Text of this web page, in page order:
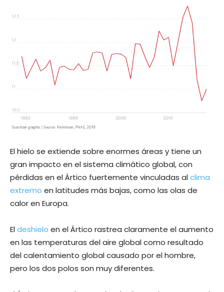
El hielo se extiende sobre enormes áreas y tiene un
gran impacto en el sistema climático global, con
pérdidas en el Ártico fuertemente vinculadas alclima
extremo en latitudes más bajas, como las olas de
calor en Europa.
Eldeshielo en el Ártico rastrea claramente el aumento
en las temperaturas del aire global como resultado
del calentamiento global causado por el hombre,
pero los dos polos son muy diferentes.